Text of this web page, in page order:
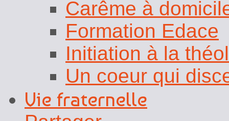
Carême à
Formation Edace
Initiation à la
Un coeur qui
Vie fraternelle